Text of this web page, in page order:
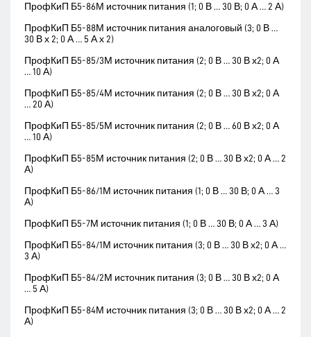
ПрофКиП Б5-86М источник питания (1; 0 В … 30 В; 0 А … 2 А)
ПрофКиП Б5-88М источник питания аналоговый (3; 0 В …
30 В х 2; 0 А … 5 А х 2)
ПрофКиП Б5-85/3М источник питания (2; 0 В … 30 В х2; 0 А
… 10 А)
ПрофКиП Б5-85/4М источник питания (2; 0 В … 30 В х2; 0 А
… 20 А)
ПрофКиП Б5-85/5М источник питания (2; 0 В … 60 В х2; 0 А
… 10 А)
ПрофКиП Б5-85М источник питания (2; 0 В … 30 В х2; 0 А … 2
А)
ПрофКиП Б5-86/1М источник питания (1; 0 В … 30 В; 0 А … 3
А)
ПрофКиП Б5-7М источник питания (1; 0 В … 30 В; 0 А … 3 А)
ПрофКиП Б5-84/1М источник питания (3; 0 В … 30 В х2; 0 А …
3 А)
ПрофКиП Б5-84/2М источник питания (3; 0 В … 30 В х2; 0 А
… 5 А)
ПрофКиП Б5-84М источник питания (3; 0 В … 30 В х2; 0 А … 2
А)